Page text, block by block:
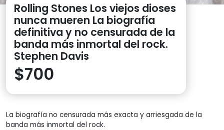
Rolling Stones Los viejos dioses
nunca mueren La biografía
definitiva y no censurada de la
banda más inmortal del rock.
Stephen Davis
$700
La biografía no censurada más exacta y arriesgada de la
banda más inmortal del rock.